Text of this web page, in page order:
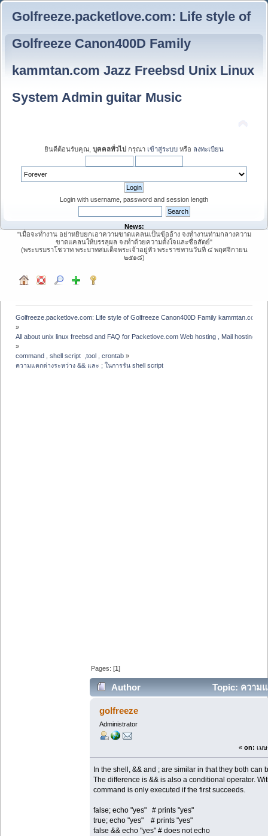
Golfreeze.packetlove.com: Life style of
Golfreeze Canon400D Family
kammtan.com Jazz Freebsd Unix Linux
System Admin guitar Music
ยินดีต้อนรับคุณ, บุคคลทั่วไป กรุณา เข้าสู่ระบบ หรือ ลงทะเบียน
Login with username, password and session length
News:
"เมื่อจะทำงาน อย่าหยิบยกเอาความขาดแคลนเป็นข้ออ้าง จงทำงานท่ามกลางความ
ขาดแคลนให้บรรลุผล จงทำด้วยความตั้งใจและซื่อสัตย์"
(พระบรมราโชวาท พระบาทสมเด็จพระเจ้าอยู่หัว พระราชทานวันที่ ๔ พฤศจิกายน
๒๕๑๘)
Golfreeze.packetlove.com: Life style of Golfreeze Canon400D Family kammtan.com
»
All about unix linux freebsd and FAQ for Packetlove.com Web hosting , Mail hosting ,
»
command , shell script  ,tool , crontab »
ความแตกต่างระหว่าง && และ ; ในการรัน shell script
Pages: [1]
Author
Topic: ความ
62197 times)
golfreeze
Administrator
« on: เม
In the shell, && and ; are similar in that they both can
The difference is && is also a conditional operator.
command is only executed if the first succeeds.
false; echo "yes" # prints "yes"
true; echo "yes" # prints "yes"
false && echo "yes" # does not echo